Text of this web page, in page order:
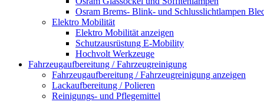
Osram Brems- Blink- und Schlusslichtlampen
Elektro Mobilität
Elektro Mobilität anzeigen
Schutzausrüstung E-Mobility
Hochvolt Werkzeuge
Fahrzeugaufbereitung / Fahrzeugreinigung
Fahrzeugaufbereitung / Fahrzeugreinigung anzeigen
Lackaufbereitung / Polieren
Reinigungs- und Pflegemittel